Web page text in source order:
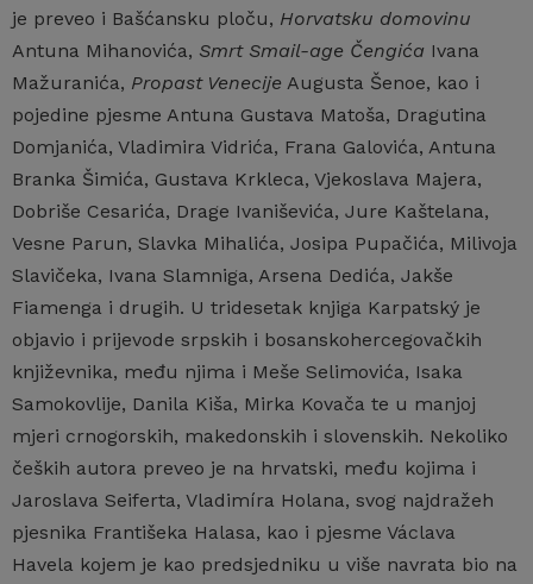
je preveo i Bašćansku ploču, Horvatsku domovinu
Antuna Mihanovića, Smrt Smail-age Čengića Ivana
Mažuranića, Propast Venecije Augusta Šenoe, kao i
pojedine pjesme Antuna Gustava Matoša, Dragutina
Domjanića, Vladimira Vidrića, Frana Galovića, Antuna
Branka Šimića, Gustava Krkleca, Vjekoslava Majera,
Dobriše Cesarića, Drage Ivaniševića, Jure Kaštelana,
Vesne Parun, Slavka Mihalića, Josipa Pupačića, Milivoja
Slavičeka, Ivana Slamniga, Arsena Dedića, Jakše
Fiamenga i drugih. U tridesetak knjiga Karpatský je
objavio i prijevode srpskih i bosanskohercegovačkih
književnika, među njima i Meše Selimovića, Isaka
Samokovlije, Danila Kiša, Mirka Kovača te u manjoj
mjeri crnogorskih, makedonskih i slovenskih. Nekoliko
čeških autora preveo je na hrvatski, među kojima i
Jaroslava Seiferta, Vladimíra Holana, svog najdražeh
pjesnika Františeka Halasa, kao i pjesme Václava
Havela kojem je kao predsjedniku u više navrata bio na